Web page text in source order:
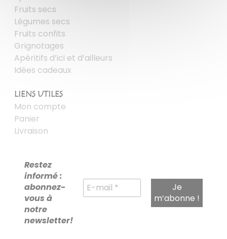
Fruits secs
Légumes secs
Fruits confits
Grignotages
Apéritifs d’ici et d’ailleurs
Idées cadeaux
LIENS UTILES
Mon compte
Panier
Livraison
Restez
informé :
abonnez-
vous à
notre
newsletter!